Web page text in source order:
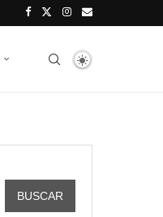
BUSCAR